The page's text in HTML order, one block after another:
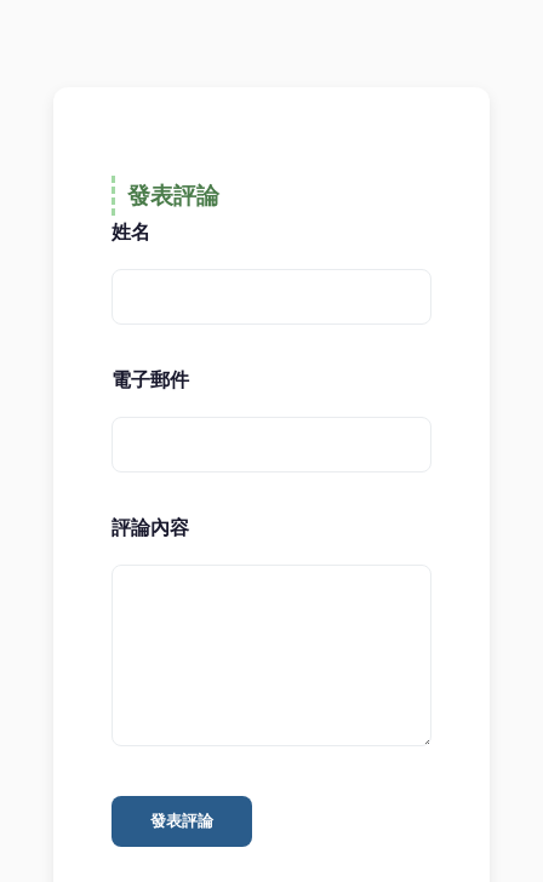
發表評論
姓名
電子郵件
評論內容
發表評論